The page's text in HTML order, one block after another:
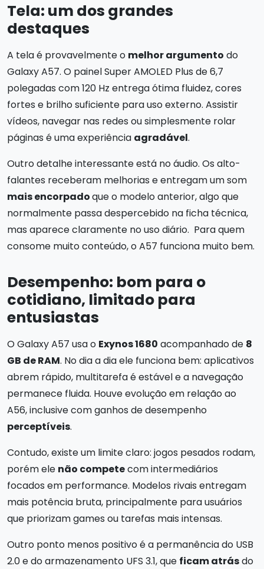
Tela: um dos grandes
destaques
A tela é provavelmente o melhor argumento do
Galaxy A57. O painel Super AMOLED Plus de 6,7
polegadas com 120 Hz entrega ótima fluidez, cores
fortes e brilho suficiente para uso externo. Assistir
vídeos, navegar nas redes ou simplesmente rolar
páginas é uma experiência agradável.
Outro detalhe interessante está no áudio. Os alto-
falantes receberam melhorias e entregam um som
mais encorpadoque o modelo anterior, algo que
normalmente passa despercebido na ficha técnica,
mas aparece claramente no uso diário. Para quem
consome muito conteúdo, o A57 funciona muito bem.
Desempenho: bom para o
cotidiano, limitado para
entusiastas
O Galaxy A57 usa o Exynos 1680 acompanhado de 8
GB de RAM. No dia a dia ele funciona bem: aplicativos
abrem rápido, multitarefa é estável e a navegação
permanece fluida. Houve evolução em relação ao
A56, inclusive com ganhos de desempenho
perceptíveis.
Contudo, existe um limite claro: jogos pesados rodam,
porém ele não competecom intermediários
focados em performance. Modelos rivais entregam
mais potência bruta, principalmente para usuários
que priorizam games ou tarefas mais intensas.
Outro ponto menos positivo é a permanência do USB
2.0 e do armazenamento UFS 3.1, que ficam atrásdo